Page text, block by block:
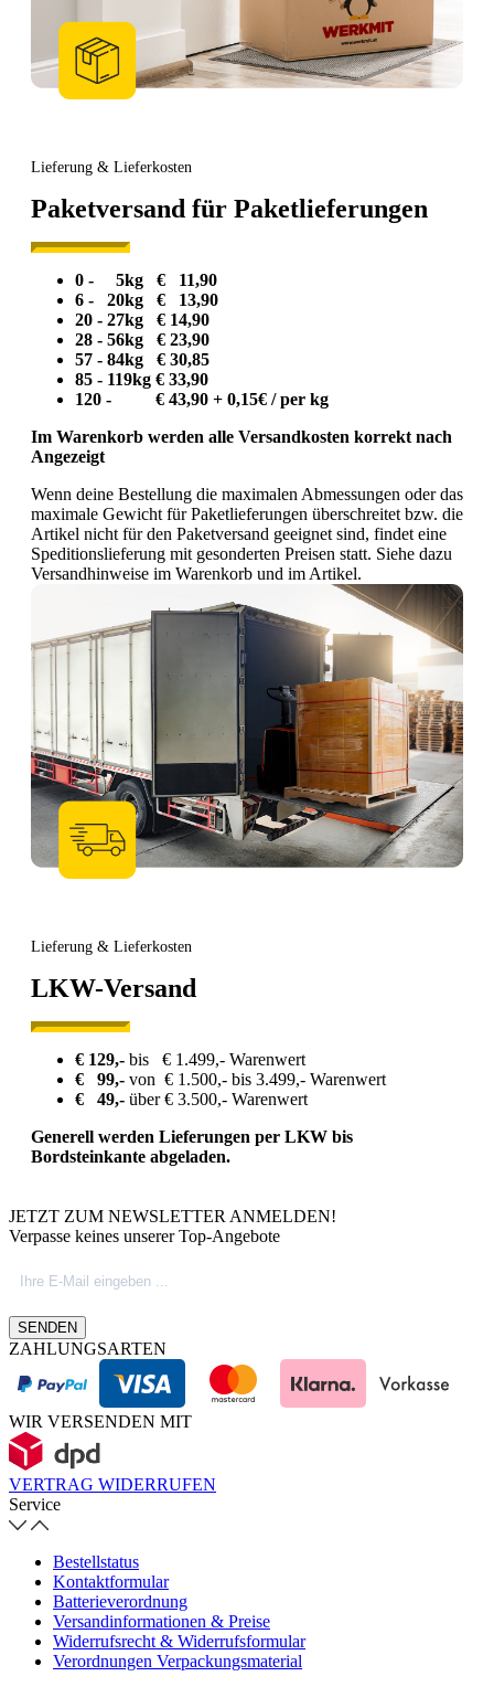
Lieferung & Lieferkosten
Paketversand für Paketlieferungen
0 - 5kg € 11,90
6 - 20kg € 13,90
20 - 27kg € 14,90
28 - 56kg € 23,90
57 - 84kg € 30,85
85 - 119kg € 33,90
120 - € 43,90 + 0,15€ / per kg
Im Warenkorb werden alle Versandkosten korrekt nach
Angezeigt
Wenn deine Bestellung die maximalen Abmessungen oder das
maximale Gewicht für Paketlieferungen überschreitet bzw. die
Artikel nicht für den Paketversand geeignet sind, findet eine
Speditionslieferung mit gesonderten Preisen statt. Siehe dazu
Versandhinweise im Warenkorb und im Artikel.
Lieferung & Lieferkosten
LKW-Versand
€ 129,- bis € 1.499,- Warenwert
€ 99,- von € 1.500,- bis 3.499,- Warenwert
€ 49,- über € 3.500,- Warenwert
Generell werden Lieferungen per LKW bis
Bordsteinkante abgeladen.
JETZT ZUM NEWSLETTER ANMELDEN!
Verpasse keines unserer Top-Angebote
SENDEN
ZAHLUNGSARTEN
WIR VERSENDEN MIT
VERTRAG WIDERRUFEN
Service
Bestellstatus
Kontaktformular
Batterieverordnung
Versandinformationen & Preise
Widerrufsrecht & Widerrufsformular
Verordnungen Verpackungsmaterial